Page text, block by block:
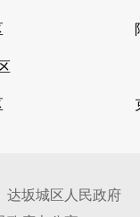
达坂城区人民政府